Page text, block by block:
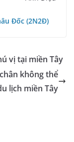
Đốc (2N2Đ)
vị tại miền Tây
không thể
lịch miền Tây